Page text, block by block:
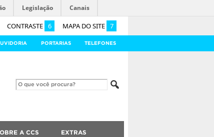
CONTRASTE 6 MAPA DO SITE 7
Legislação Canais
PORTARIAS TELEFONES
A CCS EXTRAS